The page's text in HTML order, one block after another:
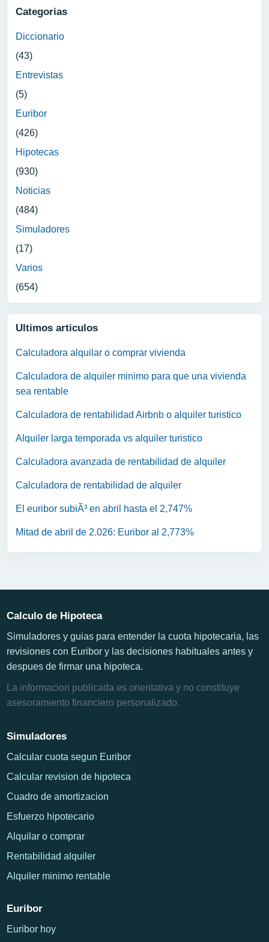
Categorias
Diccionario
(43)
Entrevistas
(5)
Euribor
(426)
Hipotecas
(930)
Noticias
(484)
Simuladores
(17)
Varios
(654)
Ultimos articulos
Calculadora alquilar o comprar vivienda
Calculadora de alquiler minimo para que una vivienda
sea rentable
Calculadora de rentabilidad Airbnb o alquiler turistico
Alquiler larga temporada vs alquiler turistico
Calculadora avanzada de rentabilidad de alquiler
Calculadora de rentabilidad de alquiler
El euribor subiÃ³ en abril hasta el 2,747%
Mitad de abril de 2.026: Euribor al 2,773%
Calculo de Hipoteca
Simuladores y guias para entender la cuota hipotecaria, las
revisiones con Euribor y las decisiones habituales antes y
despues de firmar una hipoteca.
La informacion publicada es orientativa y no constituye
asesoramiento financiero personalizado.
Simuladores
Calcular cuota segun Euribor
Calcular revision de hipoteca
Cuadro de amortizacion
Esfuerzo hipotecario
Alquilar o comprar
Rentabilidad alquiler
Alquiler minimo rentable
Euribor
Euribor hoy